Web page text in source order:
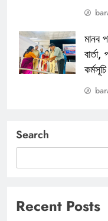
মানব
কর্মসূচি
Search
Recent Posts